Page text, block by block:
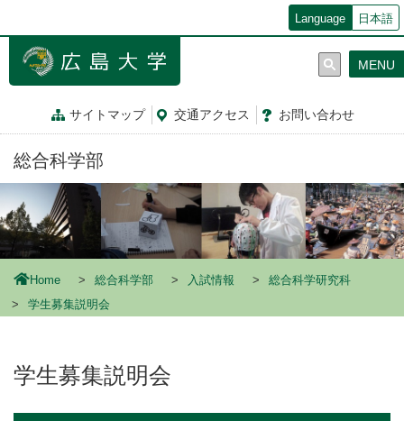
ン
Language 日本語
サイトマップ 交通アクセス お問い合わせ
MENU
総合科学部
Home 総合科学部 入試情報
総合科学研究科
学生募集説明会
学生募集説明会